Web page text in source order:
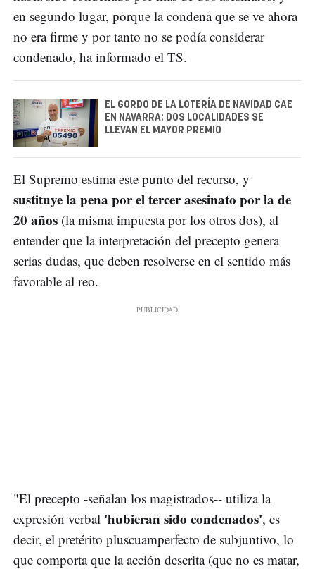
en segundo lugar, porque la condena que se ve ahora
no era firme y por tanto no se podía considerar
condenado, ha informado el TS.
EL GORDO DE LA LOTERÍA DE NAVIDAD CAE
EN NAVARRA: DOS LOCALIDADES SE
LLEVAN EL MAYOR PREMIO
El Supremo estima este punto del recurso, y
sustituye la pena por el tercer asesinato por la de
20 años (la misma impuesta por los otros dos), al
entender que la interpretación del precepto genera
serias dudas, que deben resolverse en el sentido más
favorable al reo.
"El precepto -señalan los magistrados-- utiliza la
expresión verbal 'hubieran sido condenados', es
decir, el pretérito pluscuamperfecto de subjuntivo, lo
que comporta que la acción descrita (que no es matar,